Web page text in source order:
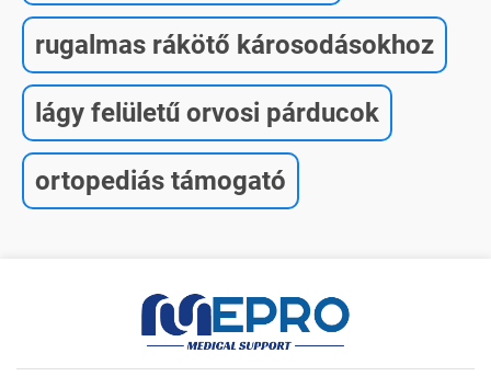
rugalmas rákötő károsodásokhoz
lágy felületű orvosi párducok
ortopediás támogató